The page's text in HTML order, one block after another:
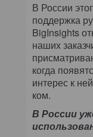
В России
поддержка
BigInsights
наших
когда
интерес к
ком.
В России